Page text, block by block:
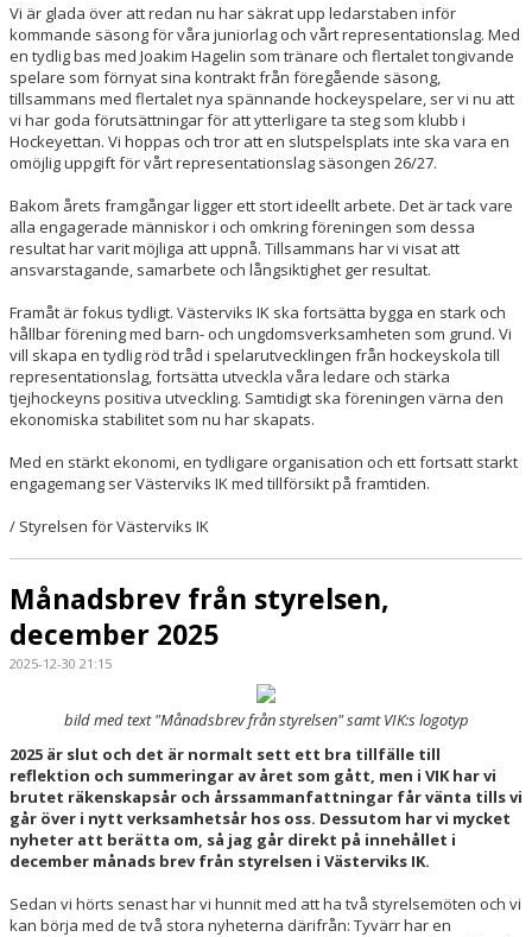
Vi är glada över att redan nu har säkrat upp ledarstaben inför
kommande säsong för våra juniorlag och vårt representationslag. Med
en tydlig bas med Joakim Hagelin som tränare och flertalet tongivande
spelare som förnyat sina kontrakt från föregående säsong,
tillsammans med flertalet nya spännande hockeyspelare, ser vi nu att
vi har goda förutsättningar för att ytterligare ta steg som klubb i
Hockeyettan. Vi hoppas och tror att en slutspelsplats inte ska vara en
omöjlig uppgift för vårt representationslag säsongen 26/27.
Bakom årets framgångar ligger ett stort ideellt arbete. Det är tack vare
alla engagerade människor i och omkring föreningen som dessa
resultat har varit möjliga att uppnå. Tillsammans har vi visat att
ansvarstagande, samarbete och långsiktighet ger resultat.
Framåt är fokus tydligt. Västerviks IK ska fortsätta bygga en stark och
hållbar förening med barn- och ungdomsverksamheten som grund. Vi
vill skapa en tydlig röd tråd i spelarutvecklingen från hockeyskola till
representationslag, fortsätta utveckla våra ledare och stärka
tjejhockeyns positiva utveckling. Samtidigt ska föreningen värna den
ekonomiska stabilitet som nu har skapats.
Med en stärkt ekonomi, en tydligare organisation och ett fortsatt starkt
engagemang ser Västerviks IK med tillförsikt på framtiden.
/ Styrelsen för Västerviks IK
Månadsbrev från styrelsen,
december 2025
2025-12-30 21:15
bild med text "Månadsbrev från styrelsen" samt VIK:s logotyp
2025 är slut och det är normalt sett ett bra tillfälle till
reflektion och summeringar av året som gått, men i VIK har vi
brutet räkenskapsår och årssammanfattningar får vänta tills vi
går över i nytt verksamhetsår hos oss. Dessutom har vi mycket
nyheter att berätta om, så jag går direkt på innehållet i
december månads brev från styrelsen i Västerviks IK.
Sedan vi hörts senast har vi hunnit med att ha två styrelsemöten och vi
kan börja med de två stora nyheterna därifrån: Tyvärr har en